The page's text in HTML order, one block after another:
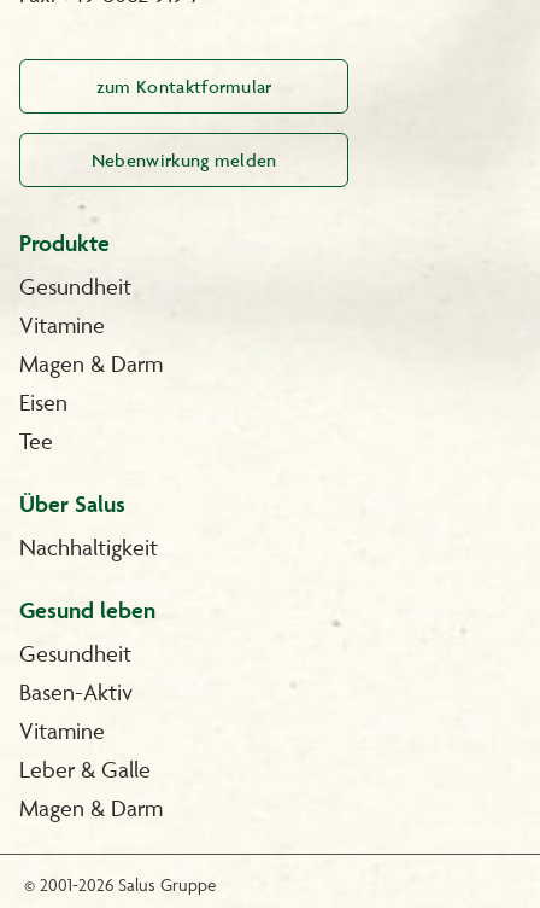
zum Kontaktformular
Nebenwirkung melden
Produkte
Gesundheit
Vitamine
Magen & Darm
Eisen
Tee
Über Salus
Nachhaltigkeit
Gesund leben
Gesundheit
Basen-Aktiv
Vitamine
Leber & Galle
Magen & Darm
© 2001-2026 Salus Gruppe